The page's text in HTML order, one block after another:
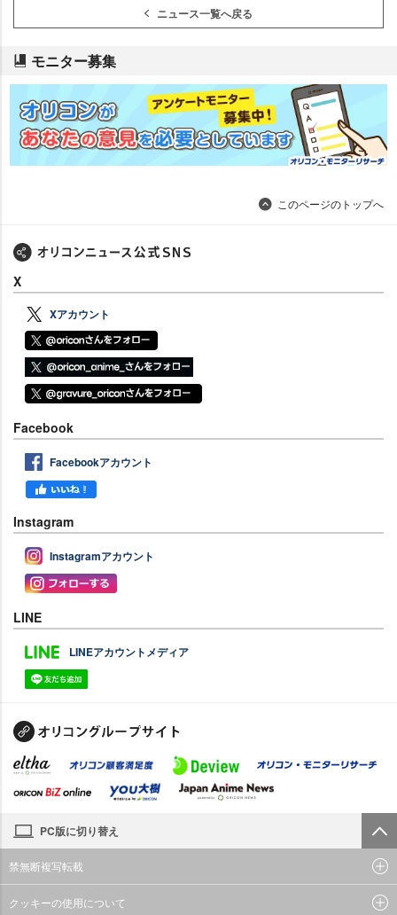
ニュース一覧へ戻る
モニター募集
このページのトップへ
X
Xアカウント
Facebook
Facebookアカウント
Instagram
Instagramアカウント
LINE
LINEアカウントメディア
PC版に切り替え
禁無断複写転載
クッキーの使用について